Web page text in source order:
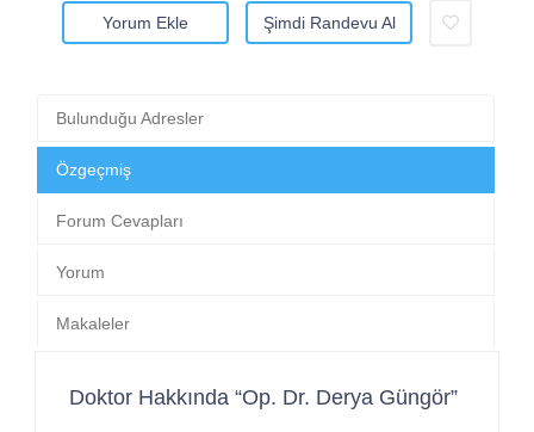
Yorum Ekle Şimdi Randevu Al
Bulunduğu Adresler
Özgeçmiş
Forum Cevapları
Yorum
Makaleler
Doktor Hakkında “Op. Dr. Derya Güngör”